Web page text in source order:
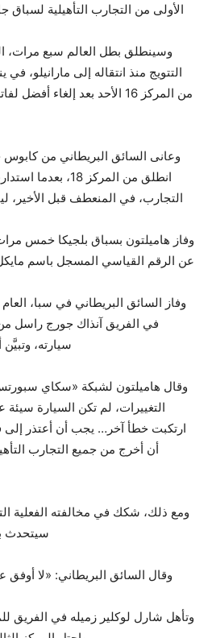
الأولى من التجارب التأهيلية لسباق
وسينطلق بطل العالم سبع مرات،
التتويج منذ انتقاله إلى مارانيلو،
من المركز 16 الأحد بعد إلغاء
وعانى السائق البريطاني من
انطلق من المركز
التجارب، في المنعطف قبل الأخير،
وفاز هاميلتون بسباق بلجيكا خمس
عن الرقم القياسي المسجل باسم
وفاز السائق البريطاني في سبا،
في الفريق آنذاك جورج راسل
سيارته،
وقال هاميلتون لشبكة «سكاي
التغييرات، لم تكن السيارة
ارتكبت خطأ آخر… يجب أن أعتذر إلى
أن أخرج من جميع التجارب
ومع ذلك، شكك في مخالفته الفعلية
سيتحدث
وقال السائق البريطاني: «لا أوفق
وتأهل شارل لوكلير زميله في الفريق